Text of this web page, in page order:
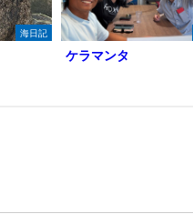
海日記
ケラマンタ